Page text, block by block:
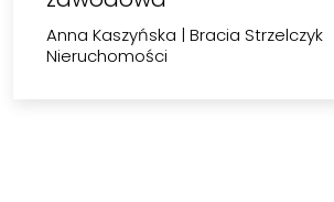
Anna Kaszyńska | Bracia Strzelczyk
Nieruchomości